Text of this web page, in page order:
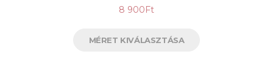
8 900Ft
MÉRET KIVÁLASZTÁSA